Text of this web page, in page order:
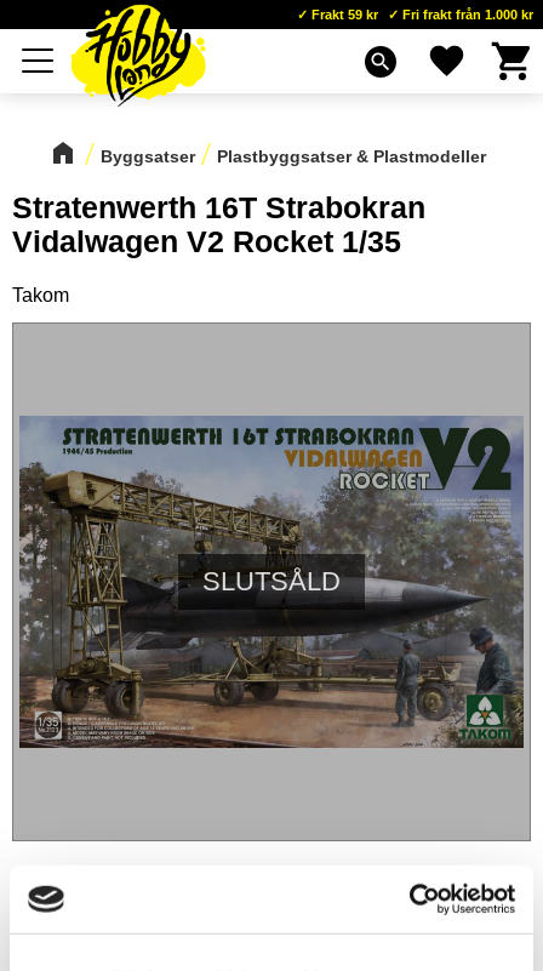
Meny
Frakt 59 kr Fri frakt från 1.000 kr
search Favoriter
Byggsatser Plastbyggsatser & Plastmodeller
Stratenwerth 16T Strabokran
Vidalwagen V2 Rocket 1/35
Takom
SLUTSÅLD
929sek